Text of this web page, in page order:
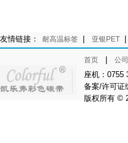
友情链接： 耐高温标签 亚银PET
首页 公
座机：
备案/许可证
版权所有 ©